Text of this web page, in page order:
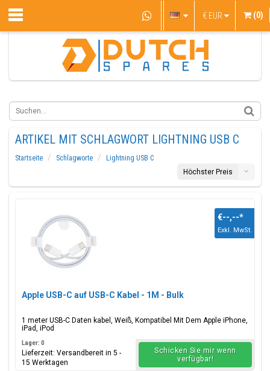
€ EUR (0)
ARTIKEL MIT SCHLAGWORT LIGHTNING USB C
Startseite Schlagworte
Lightning USB C
Höchster Preis
Apple USB-C auf USB-C Kabel - 1M - Bulk
1 meter USB-C Daten kabel, Weiß, Kompatibel Mit Dem Apple iPhone,
iPad, iPod
€--,--*
Exkl. MwSt.
Lager: 0
Lieferzeit: Versandbereit in 5 -
15 Werktagen
Schicken Sie mir wenn
verfügbar!